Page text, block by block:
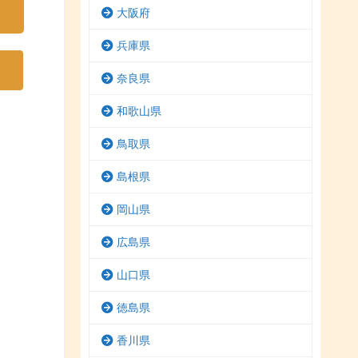
大阪府
兵庫県
奈良県
和歌山県
鳥取県
島根県
岡山県
広島県
山口県
徳島県
香川県